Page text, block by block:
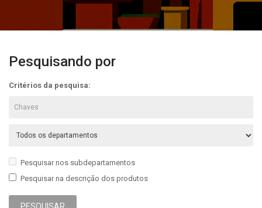
Pesquisando por
Critérios da pesquisa:
Pesquisar nos subdepartamentos
Pesquisar na descrição dos produtos